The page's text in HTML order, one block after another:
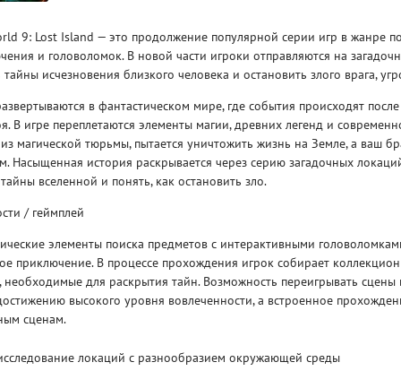
9: Lost Island — это продолжение популярной серии игр в жанре
и головоломок. В новой части игроки отправляются на
тайны исчезновения близкого человека и остановить злого врага,
в фантастическом мире, где события происходят
В игре переплетаются элементы магии, древних легенд и
магической тюрьмы, пытается уничтожить жизнь на Земле, а ваш
Насыщенная история раскрывается через серию загадочных
вселенной и понять, как остановить зло.
/ геймплей
элементы поиска предметов с интерактивными
приключение. В процессе прохождения игрок собирает
для раскрытия тайн. Возможность переигрывать
высокого уровня вовлеченности, а встроенное
сценам.
локаций с разнообразием окружающей среды
CLAIR OBSCUR: EXPEDITION 33 НА
РУССКОМ НА ПК
Рейтинг
ELDEN RING ДОПОЛНЕНИЕ